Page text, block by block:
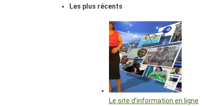
Les plus récents
Le site d’information en ligne